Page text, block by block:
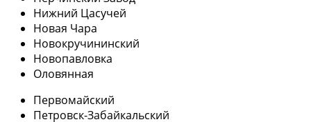
Нижний Цасучей
Новая Чара
Новокручининский
Новопавловка
Оловянная
Первомайский
Петровск-Забайкальский